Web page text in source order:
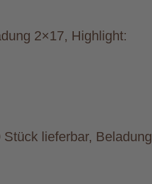
2×17, Highlight:
Stück lieferbar, Beladung